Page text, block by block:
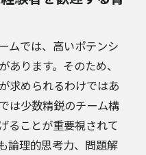
ムでは、高いポテンシ
あります。そのため、
求められるわけではあ
は少数精鋭のチーム構
ることが重要視されて
論理的思考力、問題解